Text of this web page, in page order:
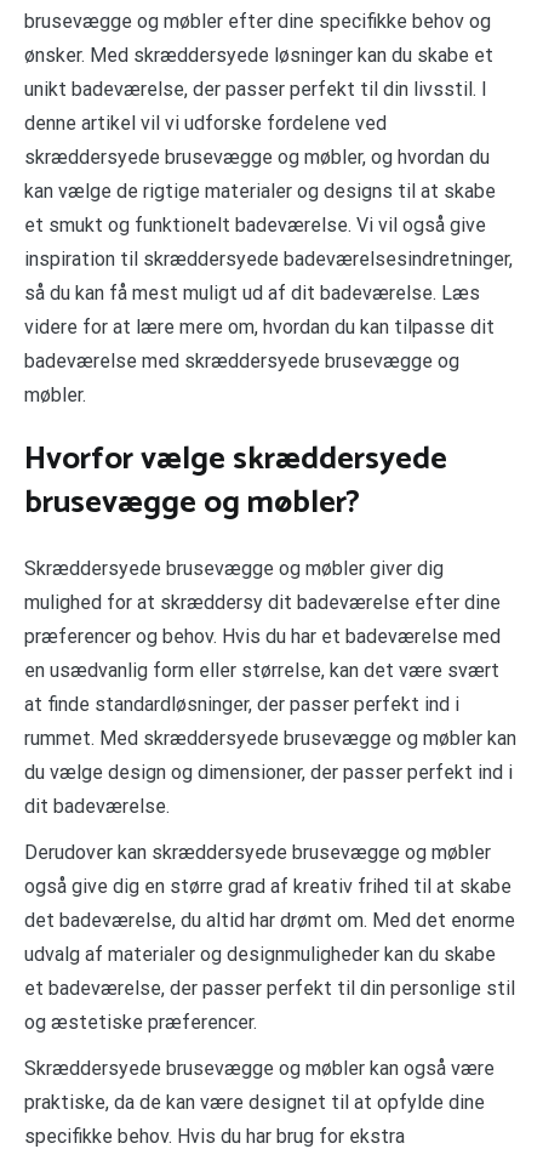
brusevægge og møbler efter dine specifikke behov og
ønsker. Med skræddersyede løsninger kan du skabe et
unikt badeværelse, der passer perfekt til din livsstil. I
denne artikel vil vi udforske fordelene ved
skræddersyede brusevægge og møbler, og hvordan du
kan vælge de rigtige materialer og designs til at skabe
et smukt og funktionelt badeværelse. Vi vil også give
inspiration til skræddersyede badeværelsesindretninger,
så du kan få mest muligt ud af dit badeværelse. Læs
videre for at lære mere om, hvordan du kan tilpasse dit
badeværelse med skræddersyede brusevægge og
møbler.
Hvorfor vælge skræddersyede
brusevægge og møbler?
Skræddersyede brusevægge og møbler giver dig
mulighed for at skræddersy dit badeværelse efter dine
præferencer og behov. Hvis du har et badeværelse med
en usædvanlig form eller størrelse, kan det være svært
at finde standardløsninger, der passer perfekt ind i
rummet. Med skræddersyede brusevægge og møbler kan
du vælge design og dimensioner, der passer perfekt ind i
dit badeværelse.
Derudover kan skræddersyede brusevægge og møbler
også give dig en større grad af kreativ frihed til at skabe
det badeværelse, du altid har drømt om. Med det enorme
udvalg af materialer og designmuligheder kan du skabe
et badeværelse, der passer perfekt til din personlige stil
og æstetiske præferencer.
Skræddersyede brusevægge og møbler kan også være
praktiske, da de kan være designet til at opfylde dine
specifikke behov. Hvis du har brug for ekstra